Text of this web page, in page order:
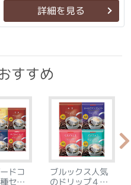
詳細を見る
すすめ
ドコ
セッ
ブルックス人気
のドリップ４種